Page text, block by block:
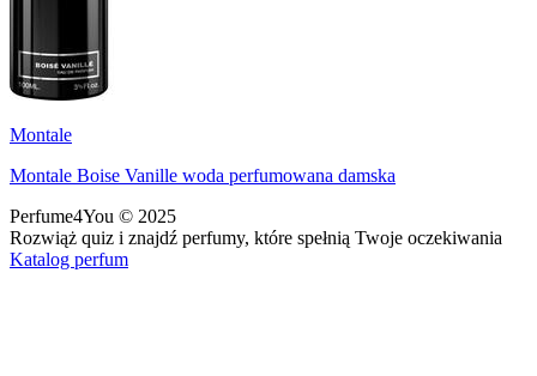
Montale
Montale Boise Vanille woda perfumowana damska
Perfume4You © 2025
Rozwiąż quiz i znajdź perfumy, które spełnią Twoje oczekiwania
Katalog perfum